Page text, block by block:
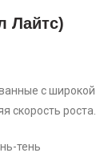
Лайтс)
с широкой
скорость роста.
тень